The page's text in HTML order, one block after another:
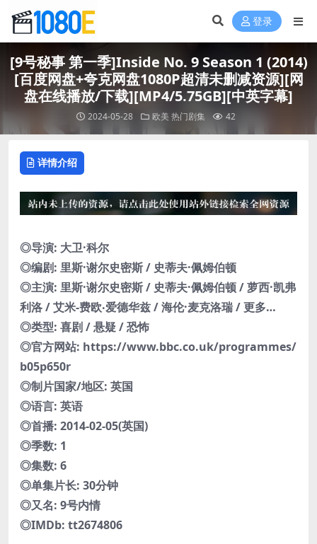
登录
[9号秘事 第一季]Inside No. 9 Season 1 (2014)
[百度网盘+夸克网盘1080P超清未删减资源][网
盘在线播放/下载][MP4/5.75GB][中英字幕]
2024-05-28 欧美 热门剧集 42
详情介绍
◎导演: 大卫·科尔
◎编剧: 里斯·谢尔史密斯 / 史蒂夫·佩姆伯顿
◎主演: 里斯·谢尔史密斯 / 史蒂夫·佩姆伯顿 / 萝西·凯弗
利洛 / 艾米-费欧‧爱德华兹 / 海伦·麦克洛瑞 / 更多…
◎类型: 喜剧 / 悬疑 / 恐怖
◎官方网站: https://www.bbc.co.uk/programmes/
b05p650r
◎制片国家/地区: 英国
◎语言: 英语
◎首播: 2014-02-05(英国)
◎季数: 1
◎集数: 6
◎单集片长: 30分钟
◎又名: 9号内情
◎IMDb: tt2674806